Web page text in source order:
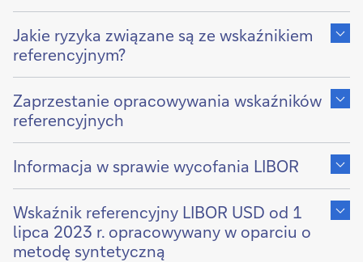
Show
content
of
Jakie ryzyka związane są ze wskaźnikiem
referencyjnym?
Show
content
of
Zaprzestanie opracowywania wskaźników
referencyjnych
Show
content
of
Informacja w sprawie wycofania LIBOR
Show
content
of
Wskaźnik referencyjny LIBOR USD od 1
lipca 2023 r. opracowywany w oparciu o
metodę syntetyczną